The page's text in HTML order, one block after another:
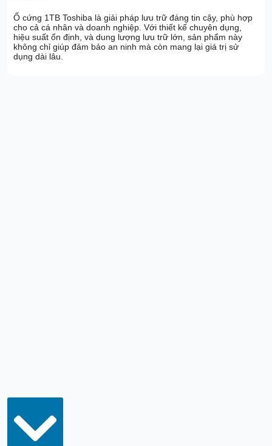
Ổ cứng 1TB Toshiba là giải pháp lưu trữ đáng tin cậy, phù hợp
cho cả cá nhân và doanh nghiệp. Với thiết kế chuyên dụng,
hiệu suất ổn định, và dung lượng lưu trữ lớn, sản phẩm này
không chỉ giúp đảm bảo an ninh mà còn mang lại giá trị sử
dụng dài lâu.